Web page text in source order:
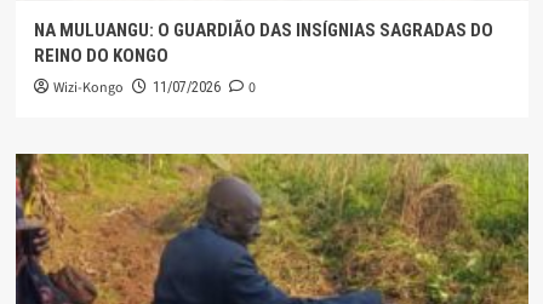
NA MULUANGU: O GUARDIÃO DAS INSÍGNIAS SAGRADAS DO
REINO DO KONGO
Wizi-Kongo 11/07/2026 0